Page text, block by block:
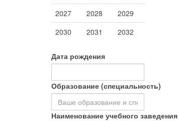
2027
2028
2029
2030
2031 2032
Дата рождения
Образование (специальность)
Наименование учебного заведения